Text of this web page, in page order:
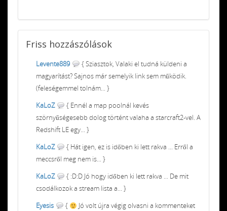
Friss hozzászólások
Levente889
{ Sziasztok, Valaki el tudná küldeni a
magyarítást? Sajnos már semelyik link sem működik.
(feleségemmel tolnám... }
KaLoZ
{ Ennél a map poolnál kevés
szörnyűségesebb dolog történt valaha a starcraft2-vel. A
Redshift LE egy... }
KaLoZ
{ Hát igen, ez is időben ki lett rakva ... Erről a
meccsről meg nem is... }
KaLoZ
{ :D:D Jó hogy időben ki lett rakva ... De mit
csodálkozok a stream lista a... }
Eyesis
{
Jó volt újra végig olvasni a kommenteket